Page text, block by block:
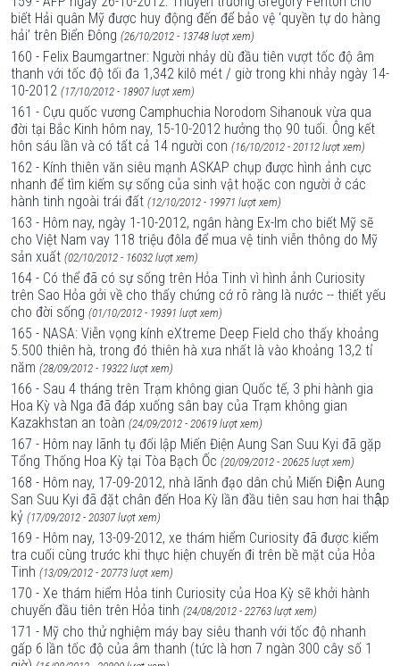
biết Hải quân Mỹ được huy động đến để bảo vệ ‘quyền tự do hàng
hải’ trên Biển Đông (26/10/2012 - 13748 lượt xem)
160 - Felix Baumgartner: Người nhảy dù đầu tiên vượt tốc độ âm
thanh với tốc độ tối đa 1,342 kilô mét / giờ trong khi nhảy ngày 14-
10-2012 (17/10/2012 - 18907 lượt xem)
161 - Cựu quốc vương Camphuchia Norodom Sihanouk vừa qua
đời tại Bắc Kinh hôm nay, 15-10-2012 hưởng thọ 90 tuổi. Ông kết
hôn sáu lần và có tất cả 14 người con (16/10/2012 - 20112 lượt xem)
162 - Kính thiên văn siêu mạnh ASKAP chụp được hình ảnh cực
nhanh để tìm kiếm sự sống của sinh vật hoặc con người ở các
hành tinh ngoài trái đất (12/10/2012 - 19971 lượt xem)
163 - Hôm nay, ngày 1-10-2012, ngân hàng Ex-Im cho biết Mỹ sẽ
cho Việt Nam vay 118 triệu đôla để mua vệ tinh viễn thông do Mỹ
sản xuất (02/10/2012 - 16032 lượt xem)
164 - Có thể đã có sự sống trên Hỏa Tinh vì hình ảnh Curiosity
trên Sao Hỏa gởi về cho thấy chứng cớ rõ ràng là nước -- thiết yếu
cho đời sống (01/10/2012 - 19391 lượt xem)
165 - NASA: Viễn vọng kính eXtreme Deep Field cho thấy khoảng
5.500 thiên hà, trong đó thiên hà xưa nhất là vào khoảng 13,2 tỉ
năm (28/09/2012 - 19322 lượt xem)
166 - Sau 4 tháng trên Trạm không gian Quốc tế, 3 phi hành gia
Hoa Kỳ và Nga đã đáp xuống sân bay của Trạm không gian
Kazakhstan an toàn (24/09/2012 - 20619 lượt xem)
167 - Hôm nay lãnh tụ đối lập Miến Điện Aung San Suu Kyi đã gặp
Tổng Thống Hoa Kỳ tại Tòa Bạch Ốc (20/09/2012 - 20625 lượt xem)
168 - Hôm nay, 17-09-2012, nhà lãnh đạo dân chủ Miến Điện Aung
San Suu Kyi đã đặt chân đến Hoa Kỳ lần đầu tiên sau hơn hai thập
kỷ (17/09/2012 - 20307 lượt xem)
169 - Hôm nay, 13-09-2012, xe thám hiểm Curiosity đã được kiểm
tra cuối cùng trước khi thực hiện chuyến đi trên bề mặt của Hỏa
Tinh (13/09/2012 - 20773 lượt xem)
170 - Xe thám hiểm Hỏa tinh Curiosity của Hoa Kỳ sẽ khởi hành
chuyến đầu tiên trên Hỏa tinh (24/08/2012 - 22763 lượt xem)
171 - Mỹ cho thử nghiệm máy bay siêu thanh với tốc độ nhanh
gấp 6 lần tốc độ của âm thanh (tức là hơn 7 ngàn 300 cây số 1